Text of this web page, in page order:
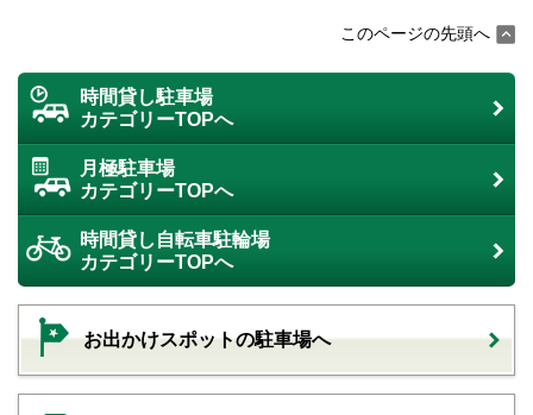
このページの先頭へ
時間貸し駐車場
カテゴリーTOPへ
月極駐車場
カテゴリーTOPへ
時間貸し自転車駐輪場
カテゴリーTOPへ
お出かけスポットの駐車場へ